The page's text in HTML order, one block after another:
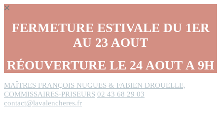
FERMETURE ESTIVALE DU 1ER
AU 23 AOUT
RÉOUVERTURE LE 24 AOUT A 9H
MAÎTRES FRANÇOIS NUGUES & FABIEN DROUELLE,
COMMISSAIRES-PRISEURS 02 43 68 29 03
contact@lavalencheres.fr
Panneau de gestion des cookies